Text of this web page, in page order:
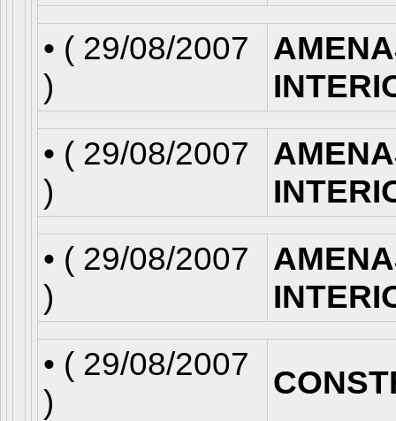
• ( 29/08/2007
)
• ( 29/08/2007
)
• ( 29/08/2007
)
• ( 29/08/2007
)